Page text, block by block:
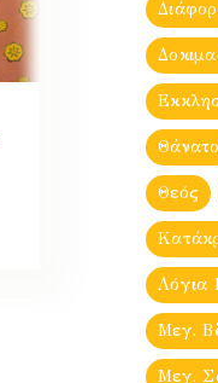
Θεός
Λόγια
Μεγ.
Μεγ.